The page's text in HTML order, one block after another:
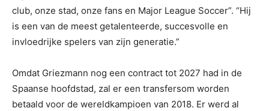
club, onze stad, onze fans en Major League Soccer”. “Hij
is een van de meest getalenteerde, succesvolle en
invloedrijke spelers van zijn generatie.”
Omdat Griezmann nog een contract tot 2027 had in de
Spaanse hoofdstad, zal er een transfersom worden
betaald voor de wereldkampioen van 2018. Er werd al